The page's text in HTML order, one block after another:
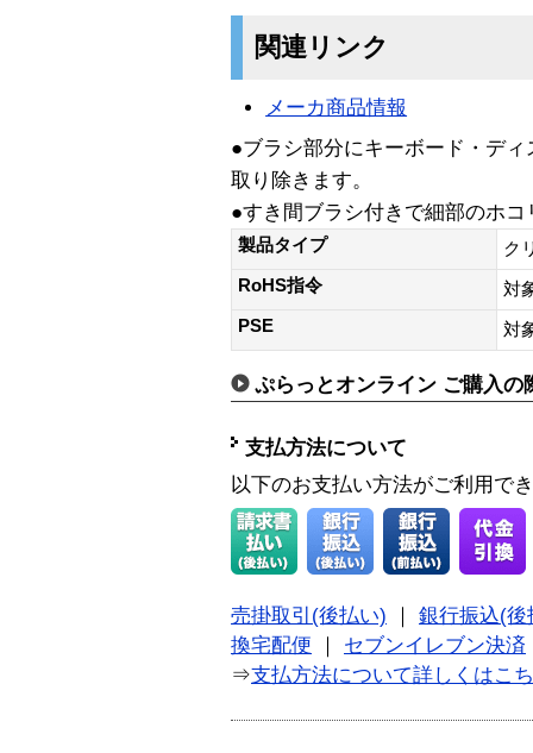
関連リンク
メーカ商品情報
●ブラシ部分にキーボード・デ
取り除きます。
●すき間ブラシ付きで細部のホ
製品タイプ
ク
RoHS指令
対
PSE
対
ぷらっとオンライン ご購入の
支払方法について
以下のお支払い方法がご利用で
売掛取引(後払い) ｜ 銀行振込(後
換宅配便 ｜ セブンイレブン決済
⇒支払方法について詳しくはこ